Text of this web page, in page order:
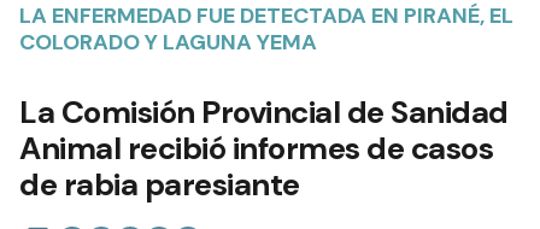
LA ENFERMEDAD FUE DETECTADA EN PIRANÉ, EL
COLORADO Y LAGUNA YEMA
La Comisión Provincial de Sanidad
Animal recibió informes de casos
de rabia paresiante